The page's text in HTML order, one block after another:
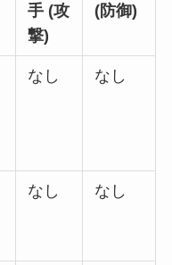
手 (攻
撃)
(防御)
なし なし
なし なし